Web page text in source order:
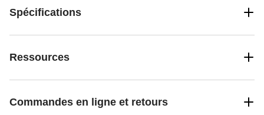
d'une cuisinière de 30 pouces de large. Une fois que vous aurez
installé cette hotte sous l'armoire, vous remarquerez rapidement
l'amélioration de votre cuisine la prochaine fois que vous
Spécifications
Ressources
Commandes en ligne et retours